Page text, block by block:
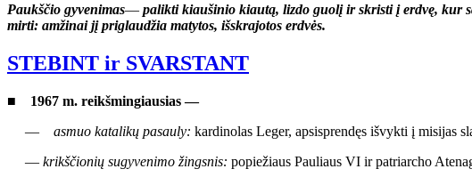
Paukščio gyvenimas— palikti kiaušinio kiautą, lizdo guolį ir skristi į erdvę, kur
mirti: amžinai jį priglaudžia matytos, išskrajotos erdvės.
STEBINT ir SVARSTANT
■ 1967 m. reikšmingiausias —
— asmuo katalikų pasauly: kardinolas Leger, apsisprendęs išvykti į misijas
— krikščionių sugyvenimo žingsnis: popiežiaus Pauliaus VI ir patriarcho